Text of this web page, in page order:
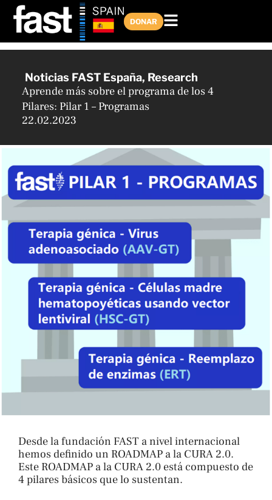
contenido
DONAR
Noticias FAST España, Research
Aprende más sobre el programa de los 4
Pilares: Pilar 1 – Programas
22.02.2023
Desde la fundación FAST a nivel internacional
hemos definido un ROADMAP a la CURA 2.0.
Este ROADMAP a la CURA 2.0 está compuesto de
4 pilares básicos que lo sustentan.